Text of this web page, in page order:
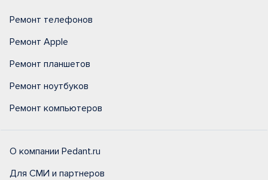
Ремонт телефонов
Ремонт Apple
Ремонт планшетов
Ремонт ноутбуков
Ремонт компьютеров
О компании Pedant.ru
Для СМИ и партнеров